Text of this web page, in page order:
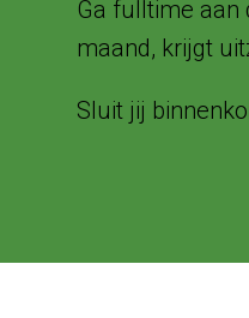
Ga fulltime aan
maand, krijgt
Sluit jij